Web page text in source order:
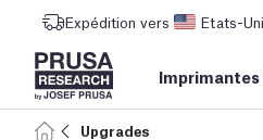
Expédition vers Etats-
Imprimantes
Upgrades